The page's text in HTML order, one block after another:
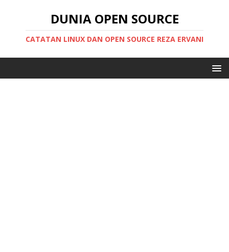
DUNIA OPEN SOURCE
CATATAN LINUX DAN OPEN SOURCE REZA ERVANI